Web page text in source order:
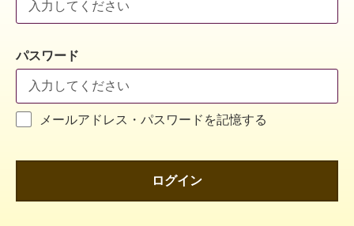
パスワード
メールアドレス・パスワードを記憶する
ログイン